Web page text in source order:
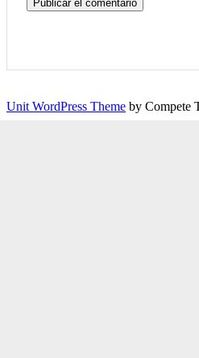
Unit WordPress Theme by Compete